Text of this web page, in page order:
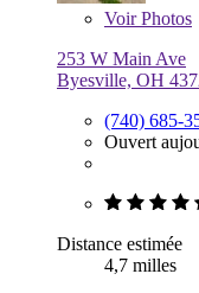
VoirPhotos
253 W Main Ave
Byesville, OH
(740) 685-
Ouvert
Distance estimée
4,7 milles